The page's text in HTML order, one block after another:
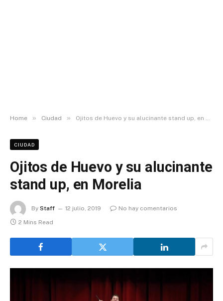
Home » Ciudad » Ojitos de Huevo y su alucinante stand up, en Morelia
CIUDAD
Ojitos de Huevo y su alucinante
stand up, en Morelia
By Staff 12 julio, 2019
No hay comentarios
2 Mins Read